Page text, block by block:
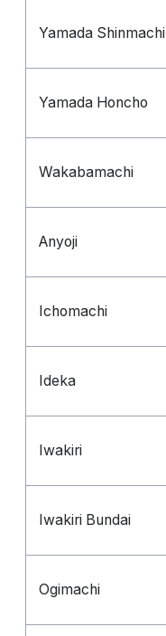
Yamada Shinmachi
Yamada Honcho
Wakabamachi
Anyoji
Ichomachi
Ideka
Iwakiri
Iwakiri Bundai
Ogimachi